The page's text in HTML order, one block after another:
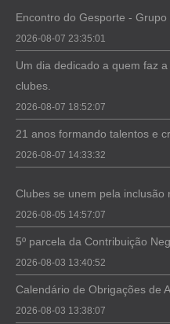
Encontro do Gesporte -
2026-08-07 23:35:01
Um dia dedicado a quem faz
clubes.
2026-08-07 18:52:07
21 anos formando talentos e
2026-08-07 14:33:32
Clubes se unem pela inclusão
2026-08-05 14:57:07
5º parcela da Contribuição
2026-08-03 13:40:52
Calendário de Obrigações de
2026-08-03 13:38:07